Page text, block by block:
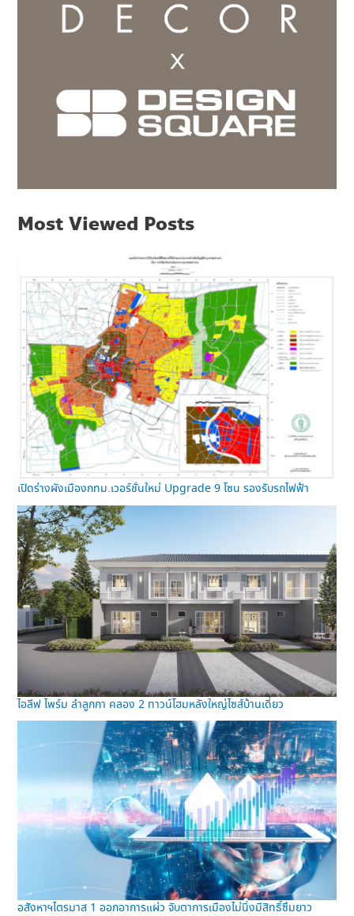
Most Viewed Posts
เปิดร่างผังเมืองกทม.เวอร์ชั่นใหม่ Upgrade 9 โซน รองรับรถไฟฟ้า
ไอลีฟ ไพร์ม ลำลูกกา คลอง 2 ทาวน์โฮมหลังใหญ่ไซส์บ้านเดี่ยว
อสังหาฯไตรมาส 1 ออกอาการแผ่ว จับตาการเมืองไม่นิ่งมีสิทธิ์ซึมยาว